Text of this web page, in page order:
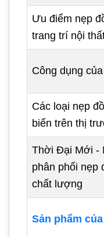
Ưu điểm nẹp
trang trí nội
Công dụng
Các loại nẹp
biến trên thị
Thời Đại Mới -
phân phối nẹp
chất lượng
Sản phẩm